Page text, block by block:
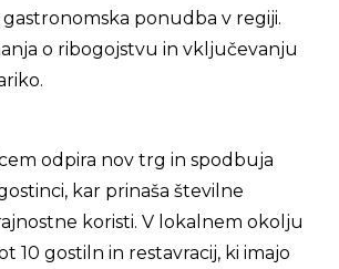
gastronomska ponudba v regiji.
o ribogojstvu in vključevanju
odpira nov trg in spodbuja
kar prinaša številne
koristi. V lokalnem okolju
10 gostiln in restavracij, ki imajo